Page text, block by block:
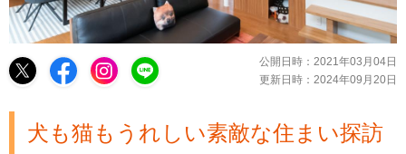
公開日時： 2021年03月04日
更新日時： 2024年09月20日
犬も猫もうれしい素敵な住まい探訪